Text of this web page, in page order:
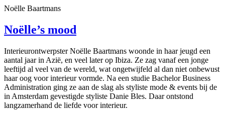
Noëlle Baartmans
Noëlle’s mood
Interieurontwerpster Noëlle Baartmans woonde in haar jeugd een
aantal jaar in Azië, en veel later op Ibiza. Ze zag vanaf een jonge
leeftijd al veel van de wereld, wat ongetwijfeld al dan niet onbewust
haar oog voor interieur vormde. Na een studie Bachelor Business
Administration ging ze aan de slag als styliste mode & events bij de
in Amsterdam gevestigde styliste Danie Bles. Daar ontstond
langzamerhand de liefde voor interieur.